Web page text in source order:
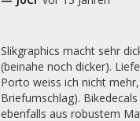
Slikgraphics macht sehr
(beinahe noch dicker).
Porto weiss ich nicht
Briefumschlag).
ebenfalls aus robustem